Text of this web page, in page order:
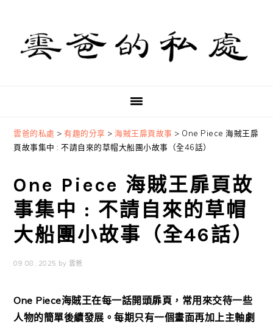
primary
navigation
content
primary
sidebar
雲爸的私處 >有趣的分享 > 海賊王扉頁故事 > One Piece 海賊王扉
頁故事集中 : 不請自來的草帽大船團小故事（全46話）
One Piece 海賊王扉頁故
事集中 : 不請自來的草帽
大船團小故事（全46話）
09 08, 2025 by 雲爸
One Piece海賊王在每一話開頭扉頁，常用來交待一些
人物的簡單後續發展。每期只有一個畫面再加上主軸劇